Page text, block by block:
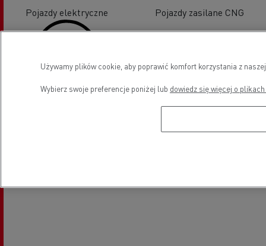
Pojazdy elektryczne Pojazdy zasilane CNG
Używamy plików cookie, aby poprawić komfort korzystania z
Wybierz swoje preferencje poniżej lub dowiedz się więcej o